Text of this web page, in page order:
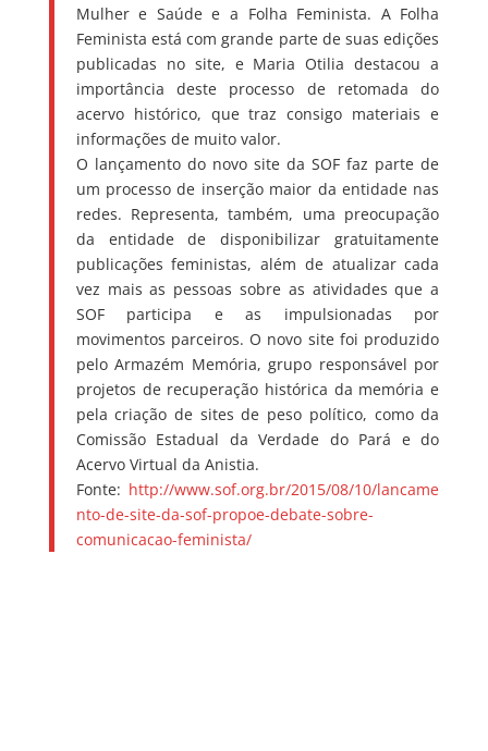
Mulher e Saúde e a Folha Feminista. A Folha
Feminista está com grande parte de suas edições
publicadas no site, e Maria Otilia destacou a
importância deste processo de retomada do
acervo histórico, que traz consigo materiais e
informações de muito valor.
O lançamento do novo site da SOF faz parte de
um processo de inserção maior da entidade nas
redes. Representa, também, uma preocupação
da entidade de disponibilizar gratuitamente
publicações feministas, além de atualizar cada
vez mais as pessoas sobre as atividades que a
SOF participa e as impulsionadas por
movimentos parceiros. O novo site foi produzido
pelo Armazém Memória, grupo responsável por
projetos de recuperação histórica da memória e
pela criação de sites de peso político, como da
Comissão Estadual da Verdade do Pará e do
Acervo Virtual da Anistia.
Fonte: http://www.sof.org.br/2015/08/10/lancame
nto-de-site-da-sof-propoe-debate-sobre-
comunicacao-feminista/